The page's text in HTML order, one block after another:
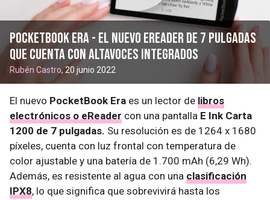
PocketBook Era - el nuevo eReader de 7 pulgadas
que cuenta con altavoces integrados
Rubén Castro, 20 junio 2022
El nuevo PocketBook Era es un lector de libros
electrónicos o eReader con una pantalla E Ink Carta
1200 de 7 pulgadas. Su resolución es de 1264 x 1680
píxeles, cuenta con luz frontal con temperatura de
color ajustable y una batería de 1.700 mAh (6,29 Wh).
Además, es resistente al agua con una clasificación
IPX8, lo que significa que sobrevivirá hasta los